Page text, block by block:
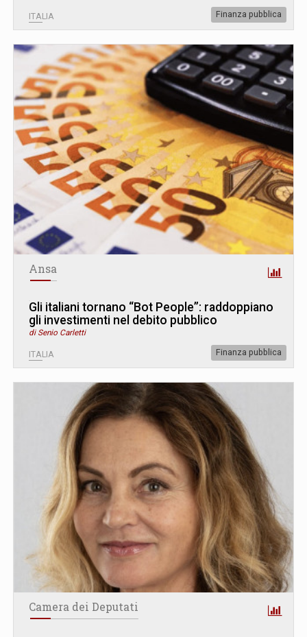
ITALIA Finanza pubblica
Ansa
Gli italiani tornano “Bot People”: raddoppiano
gli investimenti nel debito pubblico
di Senio Carletti
ITALIA Finanza pubblica
Camera dei Deputati